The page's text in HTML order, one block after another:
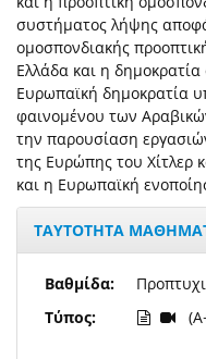
συστήματος λήψης
ομοσπονδιακής
Ελλάδα και η
Ευρωπαϊκή δημοκρατία
φαινομένου των
την παρουσίαση
της Ευρώπης του Χίτλερ
και η Ευρωπαϊκή
ΤΑΥΤΟΤΗΤΑ
Βαθμίδα:
Τύπος: